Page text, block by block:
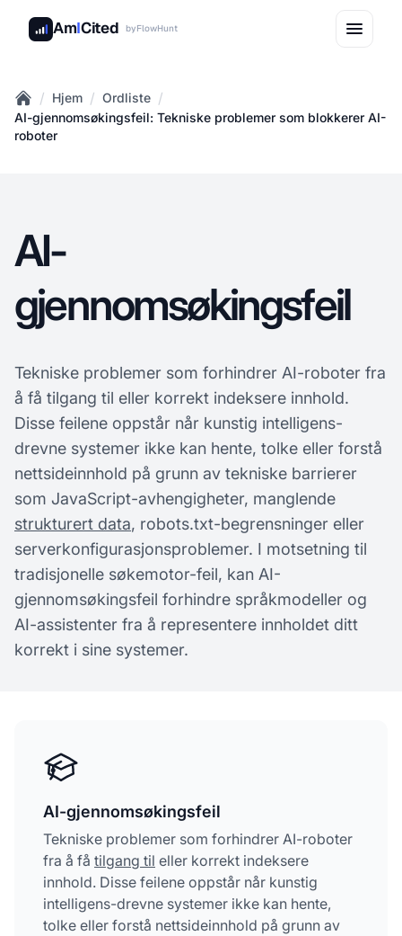
AmICited byFlowHunt
Home
/ Hjem / Ordliste /
AI-gjennomsøkingsfeil: Tekniske problemer som blokkerer AI-
roboter
AI-
gjennomsøkingsfeil
Tekniske problemer som forhindrer AI-roboter fra
å få tilgang til eller korrekt indeksere innhold.
Disse feilene oppstår når kunstig intelligens-
drevne systemer ikke kan hente, tolke eller forstå
nettsideinnhold på grunn av tekniske barrierer
som JavaScript-avhengigheter, manglende
strukturert data, robots.txt-begrensninger eller
serverkonfigurasjonsproblemer. I motsetning til
tradisjonelle søkemotor-feil, kan AI-
gjennomsøkingsfeil forhindre språkmodeller og
AI-assistenter fra å representere innholdet ditt
korrekt i sine systemer.
AI-gjennomsøkingsfeil
Tekniske problemer som forhindrer AI-roboter
fra å få tilgang til eller korrekt indeksere
innhold. Disse feilene oppstår når kunstig
intelligens-drevne systemer ikke kan hente,
tolke eller forstå nettsideinnhold på grunn av